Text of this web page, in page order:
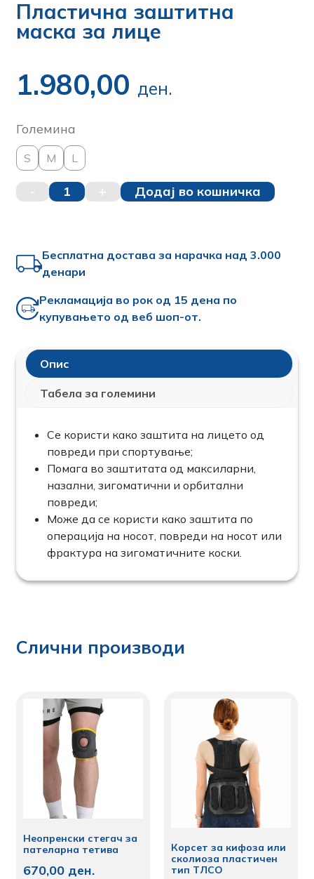
Пластична заштитна
маска за лице
1.980,00 ден.
Големина
S M L
- 1 + Додај во кошничка
Бесплатна достава за нарачка над 3.000
денари
Рекламација во рок од 15 дена по
купувањето од веб шоп-от.
Опис
Табела за големини
Се користи како заштита на лицето од
повреди при спортување;
Помага во заштитата од максиларни,
назални, зигоматични и орбитални
повреди;
Може да се користи како заштита пo
операција на носот, повреди на носот или
фрактура на зигоматичните коски.
Слични производи
Неопренски стегач за
пателарна тетива
670,00 ден.
Корсет за кифоза или
сколиоза пластичен
тип ТЛСО